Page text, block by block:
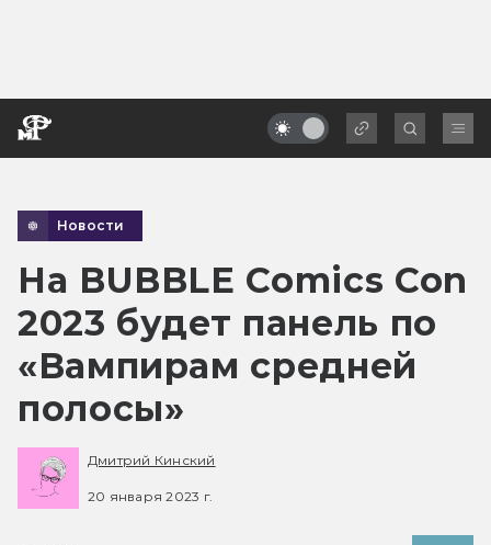
Новости
На BUBBLE Comics Con
2023 будет панель по
«Вампирам средней
полосы»
Дмитрий Кинский
20 января 2023 г.